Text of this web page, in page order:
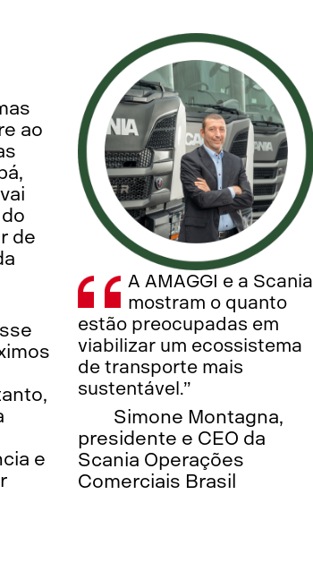
ao
de
e
A AMAGGI e a Scania
mostram o quanto
estão preocupadas em
viabilizar um ecossistema
de transporte mais
sustentável.”
Simone Montagna,
presidente e CEO da
Scania Operações
Comerciais Brasil